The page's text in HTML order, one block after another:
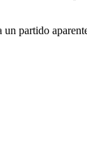
partido